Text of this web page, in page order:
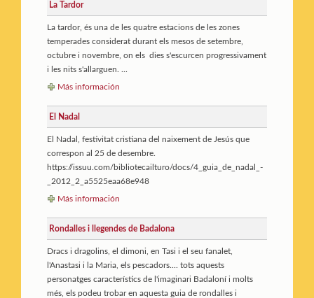
La Tardor
La tardor, és una de les quatre estacions de les zones
temperades considerat durant els mesos de setembre,
octubre i novembre, on els dies s'escurcen progressivament
i les nits s'allarguen. ...
Más información
El Nadal
El Nadal, festivitat cristiana del naixement de Jesús que
correspon al 25 de desembre.
https://issuu.com/bibliotecailturo/docs/4_guia_de_nadal_-
_2012_2_a5525eaa68e948
Más información
Rondalles i llegendes de Badalona
Dracs i dragolins, el dimoni, en Tasi i el seu fanalet,
l'Anastasi i la Maria, els pescadors.... tots aquests
personatges característics de l'imaginari Badaloní i molts
més, els podeu trobar en aquesta guia de rondalles i